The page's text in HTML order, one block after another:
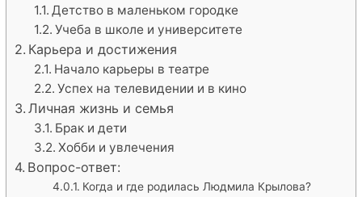
Детство в маленьком городке
Учеба в школе и университете
Карьера и достижения
Начало карьеры в театре
Успех на телевидении и в кино
Личная жизнь и семья
Брак и дети
Хобби и увлечения
Вопрос-ответ:
Когда и где родилась Людмила Крылова?